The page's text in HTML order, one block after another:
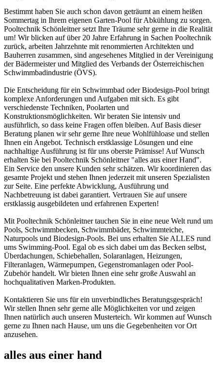
Bestimmt haben Sie auch schon davon geträumt an einem heißen
Sommertag in Ihrem eigenen Garten-Pool für Abkühlung zu sorgen.
Pooltechnik Schönleitner setzt Ihre Träume sehr gerne in die Realität
um! Wir blicken auf über 20 Jahre Erfahrung in Sachen Pooltechnik
zurück, arbeiten Jahrzehnte mit renommierten Architekten und
Bauherren zusammen, sind angesehenes Mitglied in der Vereinigung
der Bädermeister und Mitglied des Verbands der Österreichischen
Schwimmbadindustrie (ÖVS).
Die Entscheidung für ein Schwimmbad oder Biodesign-Pool bringt
komplexe Anforderungen und Aufgaben mit sich. Es gibt
verschiedenste Techniken, Poolarten und
Konstruktionsmöglichkeiten. Wir beraten Sie intensiv und
ausführlich, so dass keine Fragen offen bleiben. Auf Basis dieser
Beratung planen wir sehr gerne Ihre neue Wohlfühloase und stellen
Ihnen ein Angebot. Technisch erstklassige Lösungen und eine
nachhaltige Ausführung ist für uns oberste Prämisse! Auf Wunsch
erhalten Sie bei Pooltechnik Schönleitner "alles aus einer Hand".
Ein Service den unsere Kunden sehr schätzen. Wir koordinieren das
gesamte Projekt und stehen Ihnen jederzeit mit unseren Spezialisten
zur Seite. Eine perfekte Abwicklung, Ausführung und
Nachbetreuung ist dabei garantiert. Vertrauen Sie auf unsere
erstklassig ausgebildeten und erfahrenen Experten!
Mit Pooltechnik Schönleitner tauchen Sie in eine neue Welt rund um
Pools, Schwimmbecken, Schwimmbäder, Schwimmteiche,
Naturpools und Biodesign-Pools. Bei uns erhalten Sie ALLES rund
ums Swimming-Pool. Egal ob es sich dabei um das Becken selbst,
Überdachungen, Schiebehallen, Solaranlagen, Heizungen,
Filteranlagen, Wärmepumpen, Gegenstromanlagen oder Pool-
Zubehör handelt. Wir bieten Ihnen eine sehr große Auswahl an
hochqualitativen Marken-Produkten.
Kontaktieren Sie uns für ein unverbindliches Beratungsgespräch!
Wir stellen Ihnen sehr gerne alle Möglichkeiten vor und zeigen
Ihnen natürlich auch unseren Musterteich. Wir kommen auf Wunsch
gerne zu Ihnen nach Hause, um uns die Gegebenheiten vor Ort
anzusehen.
alles aus einer hand